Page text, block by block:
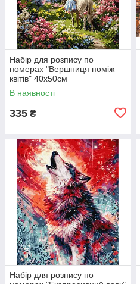
Набір для розпису по
номерах "Вершниця поміж
квітів" 40х50см
В наявності
335 ₴
Набір для розпису по